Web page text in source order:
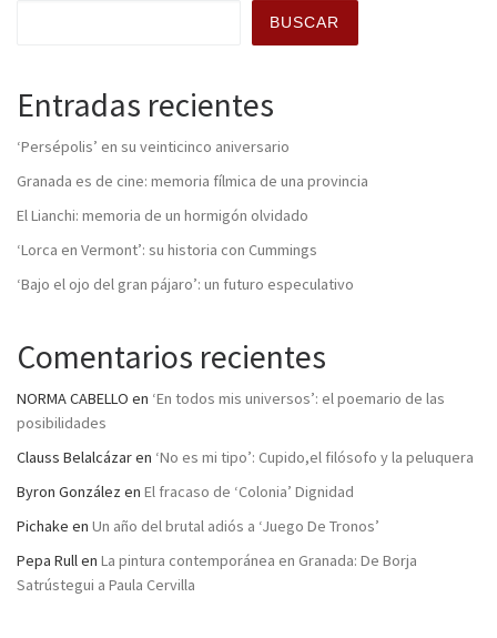
BUSCAR
Entradas recientes
‘Persépolis’ en su veinticinco aniversario
Granada es de cine: memoria fílmica de una provincia
El Lianchi: memoria de un hormigón olvidado
‘Lorca en Vermont’: su historia con Cummings
‘Bajo el ojo del gran pájaro’: un futuro especulativo
Comentarios recientes
NORMA CABELLO en ‘En todos mis universos’: el poemario de las
posibilidades
Clauss Belalcázaren ‘No es mi tipo’: Cupido,el filósofo y la peluquera
Byron González en El fracaso de ‘Colonia’ Dignidad
Pichake en Un año del brutal adiós a ‘Juego De Tronos’
Pepa Rullen La pintura contemporánea en Granada: De Borja
Satrústegui a Paula Cervilla